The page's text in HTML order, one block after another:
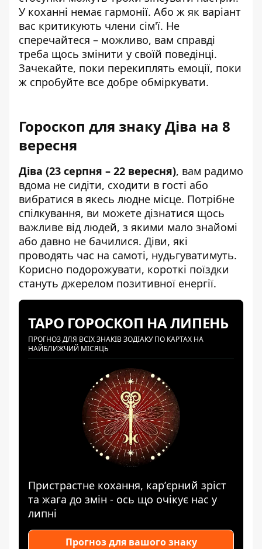
У коханні немає гармонії. Або ж як варіант
вас критикують члени сім'ї. Не
сперечайтеся – можливо, вам справді
треба щось змінити у своїй поведінці.
Зачекайте, поки перекиплять емоції, поки
ж спробуйте все добре обміркувати.
Гороскоп для знаку Діва на 8
вересня
Діва (23 серпня – 22 вересня), вам радимо
вдома не сидіти, сходити в гості або
вибратися в якесь людне місце. Потрібне
спілкування, ви можете дізнатися щось
важливе від людей, з якими мало знайомі
або давно не бачилися. Діви, які
проводять час на самоті, нудьгуватимуть.
Корисно подорожувати, короткі поїздки
стануть джерелом позитивної енергії.
ТАРО ГОРОСКОП НА ЛИПЕНЬ
ПРОГНОЗ ДЛЯ ВСІХ ЗНАКІВ ЗОДІАКУ ПО КАРТАХ НА
НАЙБЛИЖЧИЙ МІСЯЦЬ
Пристрастне кохання, карʼєрний зріст
та жага до змін - ось що очікує нас у
липні
Прогноз для вашого знаку